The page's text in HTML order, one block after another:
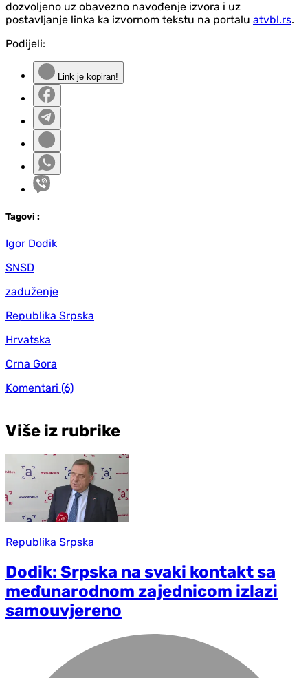
dozvoljeno uz obavezno navođenje izvora i uz
postavljanje linka ka izvornom tekstu na portalu atvbl.rs.
Podijeli:
Link je kopiran!
Tagovi :
Igor Dodik
SNSD
zaduženje
Republika Srpska
Hrvatska
Crna Gora
Komentari (6)
Više iz rubrike
Republika Srpska
Dodik: Srpska na svaki kontakt sa
međunarodnom zajednicom izlazi
samouvjereno